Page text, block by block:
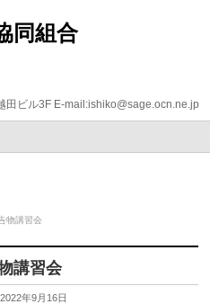
同組合
田ビル3F E-mail:ishiko@sage.ocn.ne.jp
講習会
講習会
年9月16日